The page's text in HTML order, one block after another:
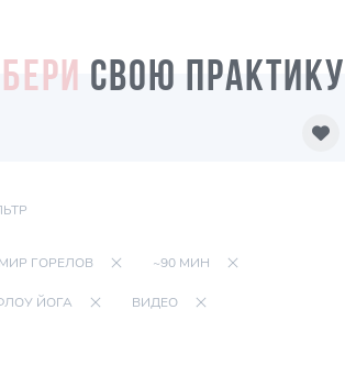
СВОЮ ПРАКТИКУ
ГОРЕЛОВ ~90 МИН
ЙОГА ВИДЕО